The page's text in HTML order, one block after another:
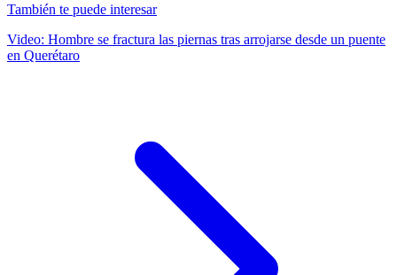
También te puede interesar
Video: Hombre se fractura las piernas tras arrojarse desde un puente
en Querétaro